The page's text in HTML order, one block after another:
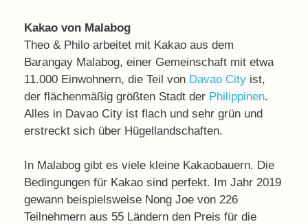
Kakao von Malabog
Theo & Philo arbeitet mit Kakao aus dem
Barangay Malabog, einer Gemeinschaft mit etwa
11.000 Einwohnern, die Teil von Davao City ist,
der flächenmäßig größten Stadt der Philippinen.
Alles in Davao City ist flach und sehr grün und
erstreckt sich über Hügellandschaften.
In Malabog gibt es viele kleine Kakaobauern. Die
Bedingungen für Kakao sind perfekt. Im Jahr 2019
gewann beispielsweise Nong Joe von 226
Teilnehmern aus 55 Ländern den Preis für die